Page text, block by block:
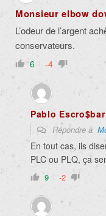
Monsieur elbow
L’odeur de l’argent
conservateurs.
6 -4
Pablo Escro$bar
Répondre à
En tout cas, ils
PLC ou PLQ, ça
9 -2